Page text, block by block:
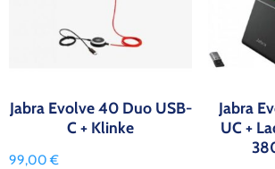
Jabra Evolve 40 Duo USB-
C + Klinke
99,00€
Jabra
UC +